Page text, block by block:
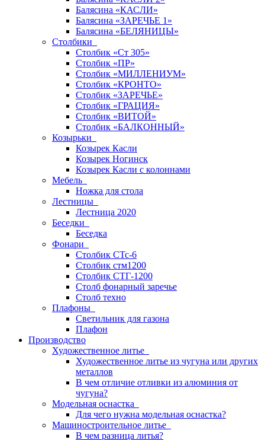
Балясина «КАСЛИ»
Балясина «ЗАРЕЧЬЕ 1»
Балясина «БЕЛЯНИЦЫ»
Столбики
Столбик «Ст 305»
Столбик «ПР»
Столбик «МИЛЛЕНИУМ»
Столбик «КРОНТО»
Столбик «ЗАРЕЧЬЕ»
Столбик «ГРАЦИЯ»
Столбик «ВИТОЙ»
Столбик «БАЛКОННЫЙ»
Козырьки
Козырек Касли
Козырек Ногинск
Козырек Касли с колоннами
Мебель
Ножка для стола
Лестницы
Лестница 2020
Беседки
Беседка
Фонари
Столбик СТс-6
Столбик стм1200
Столбик СТГ-1200
Столб фонарный заречье
Столб техно
Плафоны
Светильник для газона
Плафон
Производство
Художественное литье
Художественное литье из чугуна или других
металлов
В чем отличие отливки из алюминия от
чугуна?
Модельная оснастка
Для чего нужна модельная оснастка?
Машиностроительное литье
В чем разница литья?